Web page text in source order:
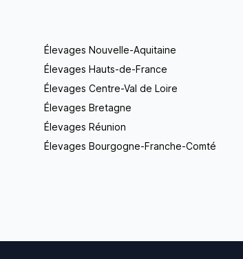
Élevages Nouvelle-Aquitaine
Élevages Hauts-de-France
Élevages Centre-Val de Loire
Élevages Bretagne
Élevages Réunion
Élevages Bourgogne-Franche-Comté